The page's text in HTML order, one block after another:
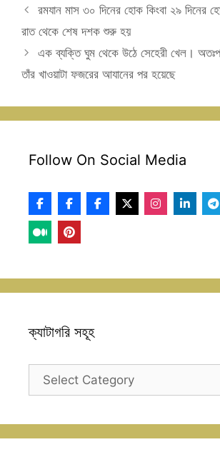
রমযান মাস ৩০ দিনের হোক কিংবা ২৯ দিনের
রাত থেকে শেষ দশক শুরু হয়
এক ব্যক্তি ঘুম থেকে উঠে সেহেরী খেল।
তাঁর খাওয়াটা ফজরের আযানের পর হয়েছে
Follow On Social Media
ক্যাটাগরি সহূহ
ক্যাটাগরি